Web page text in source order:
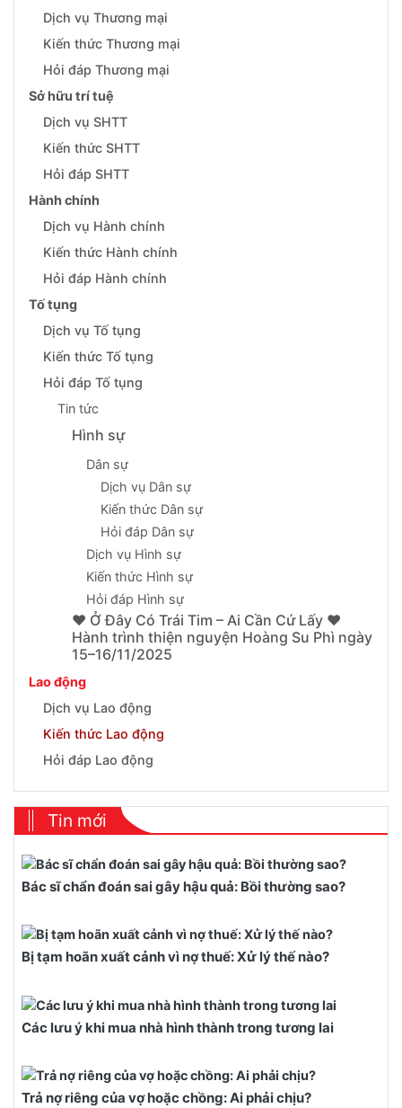
Dịch vụ Thương mại
Kiến thức Thương mại
Hỏi đáp Thương mại
Sở hữu trí tuệ
Dịch vụ SHTT
Kiến thức SHTT
Hỏi đáp SHTT
Hành chính
Dịch vụ Hành chính
Kiến thức Hành chính
Hỏi đáp Hành chính
Tố tụng
Dịch vụ Tố tụng
Kiến thức Tố tụng
Hỏi đáp Tố tụng
Tin tức
Hình sự
Dân sự
Dịch vụ Dân sự
Kiến thức Dân sự
Hỏi đáp Dân sự
Dịch vụ Hình sự
Kiến thức Hình sự
Hỏi đáp Hình sự
❤️ Ở Đây Có Trái Tim – Ai Cần Cứ Lấy ❤️
Hành trình thiện nguyện Hoàng Su Phì ngày
15–16/11/2025
Lao động
Dịch vụ Lao động
Kiến thức Lao động
Hỏi đáp Lao động
Tin mới
Bác sĩ chẩn đoán sai gây hậu quả: Bồi thường sao?
Bị tạm hoãn xuất cảnh vì nợ thuế: Xử lý thế nào?
Các lưu ý khi mua nhà hình thành trong tương lai
Trả nợ riêng của vợ hoặc chồng: Ai phải chịu?